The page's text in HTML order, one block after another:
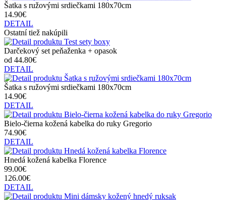
Šatka s ružovými srdiečkami 180x70cm
14.90€
DETAIL
Ostatní tiež nakúpili
Darčekový set peňaženka + opasok
od 44.80€
DETAIL
Šatka s ružovými srdiečkami 180x70cm
14.90€
DETAIL
Bielo-čierna kožená kabelka do ruky Gregorio
74.90€
DETAIL
Hnedá kožená kabelka Florence
99.00€
126.00€
DETAIL